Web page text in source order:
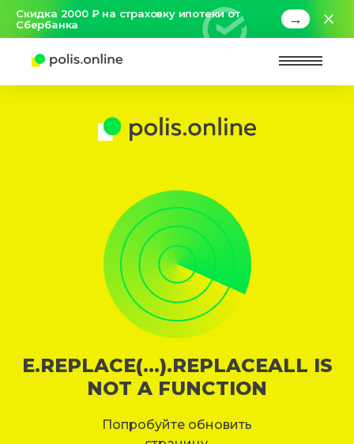
Скидка 2000 ₽ на страховку ипотеки от
Сбербанка
→
E.REPLACE(...).REPLACEALL IS
NOT A FUNCTION
Попробуйте обновить